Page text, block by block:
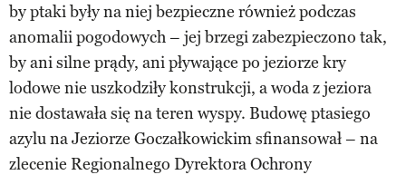
by ptaki były na niej bezpieczne również podczas
anomalii pogodowych – jej brzegi zabezpieczono tak,
by ani silne prądy, ani pływające po jeziorze kry
lodowe nie uszkodziły konstrukcji, a woda z jeziora
nie dostawała się na teren wyspy. Budowę ptasiego
azylu na Jeziorze Goczałkowickim sfinansował – na
zlecenie Regionalnego Dyrektora Ochrony